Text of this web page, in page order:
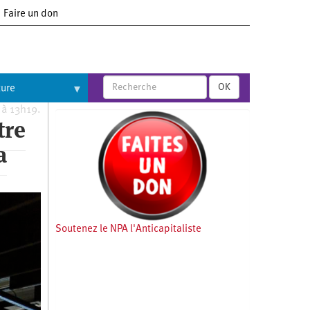
Faire un don
OK
13h19.
Soutenez le NPA l'Anticapitaliste